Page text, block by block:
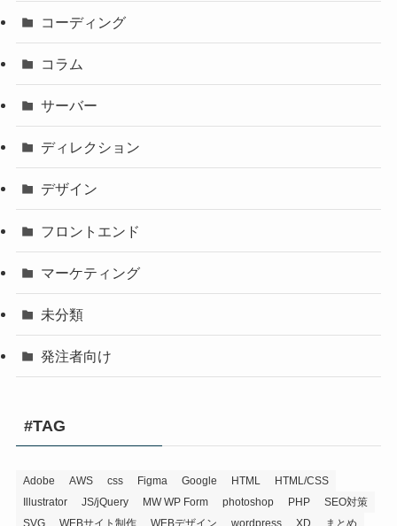
コーディング
コラム
サーバー
ディレクション
デザイン
フロントエンド
マーケティング
未分類
発注者向け
#TAG
Adobe AWS css Figma Google HTML
HTML/CSS
Illustrator
JS/jQuery MW WP Form photoshop PHP
SEO対策